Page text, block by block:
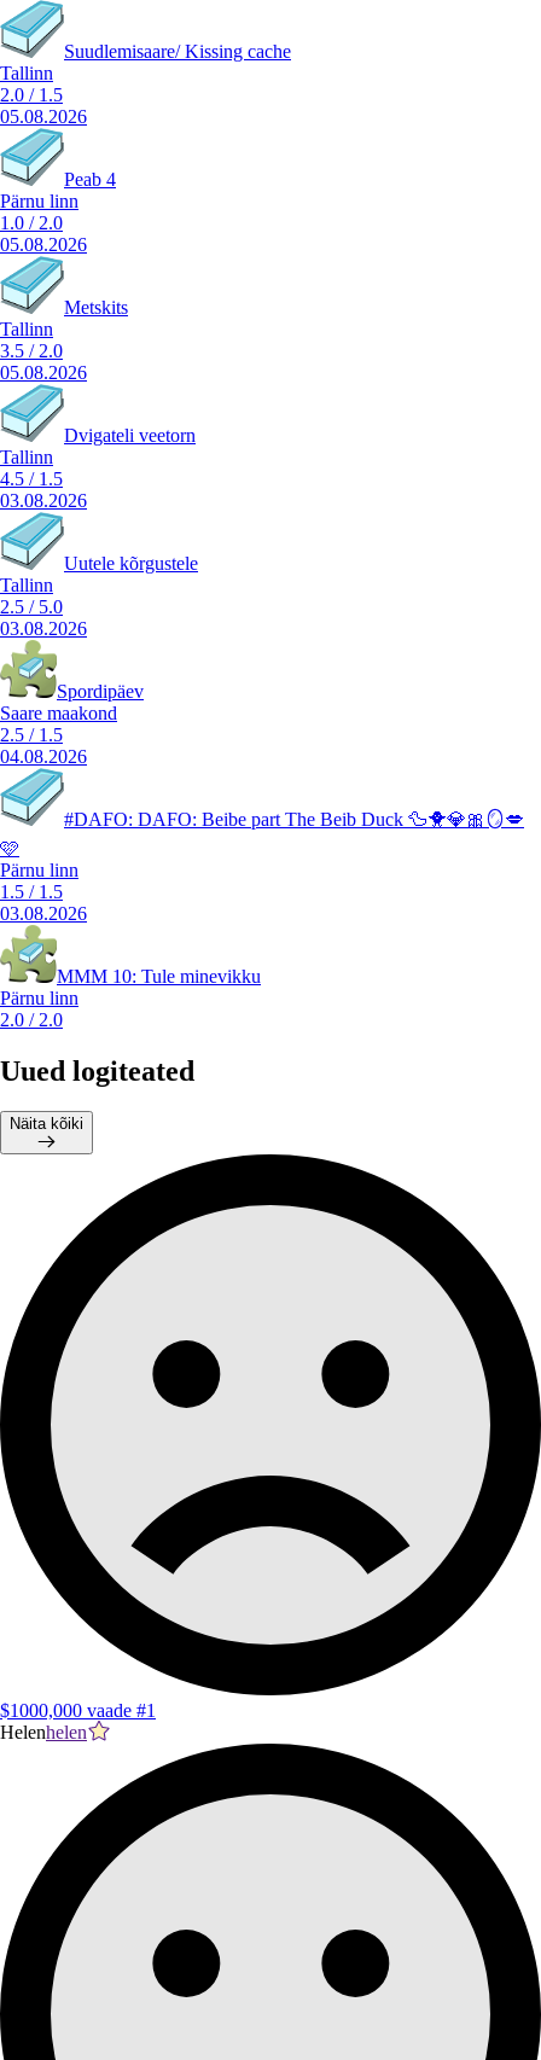
Suudlemisaare/ Kissing cache
Tallinn
2.0 / 1.5
05.08.2026
Peab 4
Pärnu linn
1.0 / 2.0
05.08.2026
Metskits
Tallinn
3.5 / 2.0
05.08.2026
Dvigateli veetorn
Tallinn
4.5 / 1.5
03.08.2026
Uutele kõrgustele
Tallinn
2.5 / 5.0
03.08.2026
Spordipäev
Saare maakond
2.5 / 1.5
04.08.2026
#DAFO: DAFO: Beibe part The Beib Duck 🦆🐥💎🎀🪞💋
🩷
Pärnu linn
1.5 / 1.5
03.08.2026
MMM 10: Tule minevikku
Pärnu linn
2.0 / 2.0
Uued logiteated
Näita kõiki
$1000,000 vaade #1
Helenhelen